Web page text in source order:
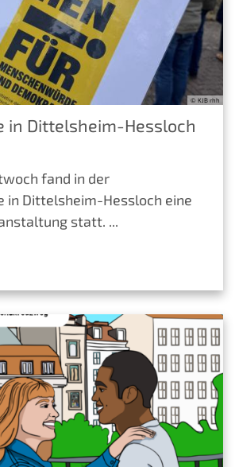
© KJB rhh
in Dittelsheim-Hessloch
fand in der
in Dittelsheim-Hessloch eine
statt. ...